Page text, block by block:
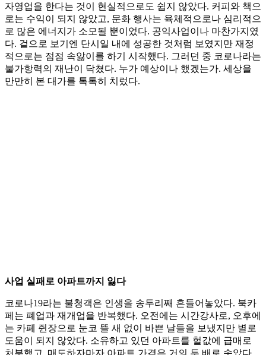
자영업을 한다는 것이 현실적으로도 쉽지 않았다. 커피와 책으
로는 수익이 되지 않았고, 문화 행사는 육체적으로나 심리적으
로 많은 에너지가 소모될 뿐이었다. 공익사업이나 마찬가지였
다. 겉으로 보기엔 단시일 내에 성공한 것처럼 보였지만 재정
적으로는 점점 속앓이를 하기 시작했다. 그러던 중 코로나라는
불가항력의 재난이 닥쳤다. 누가 예상이나 했겠는가. 세상을
만만히 본 대가를 톡톡히 치렀다.
사업 실패로 아파트까지 잃다
코로나19라는 불청객은 인생을 송두리째 흔들어놓았다. 북카
페는 폐업과 재개업을 반복했다. 오전에는 시간강사로, 오후에
는 카페 쥔장으로 눈코 뜰 새 없이 바쁜 날들을 보냈지만 별로
도움이 되지 않았다. 소유하고 있던 아파트를 헐값에 급매로